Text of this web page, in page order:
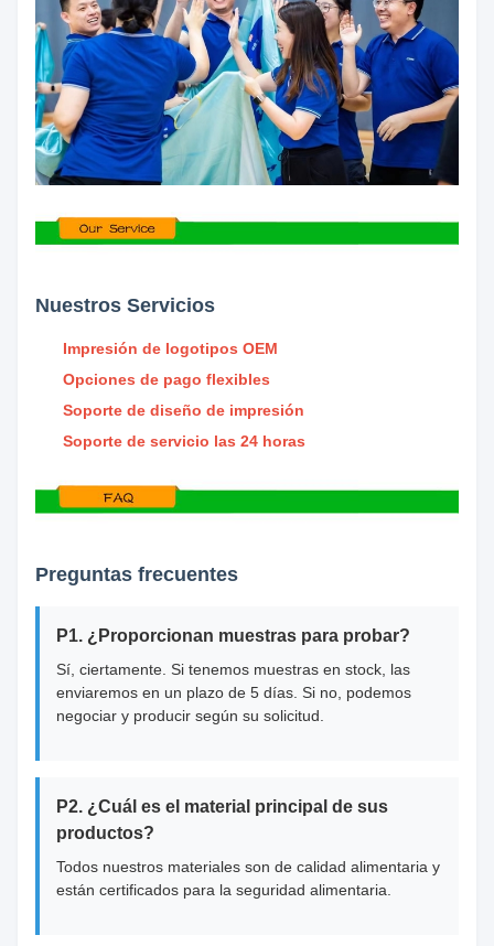
Nuestros Servicios
Impresión de logotipos OEM
Opciones de pago flexibles
Soporte de diseño de impresión
Soporte de servicio las 24 horas
Preguntas frecuentes
P1. ¿Proporcionan muestras para probar?
Sí, ciertamente. Si tenemos muestras en stock, las
enviaremos en un plazo de 5 días. Si no, podemos
negociar y producir según su solicitud.
P2. ¿Cuál es el material principal de sus
productos?
Todos nuestros materiales son de calidad alimentaria y
están certificados para la seguridad alimentaria.